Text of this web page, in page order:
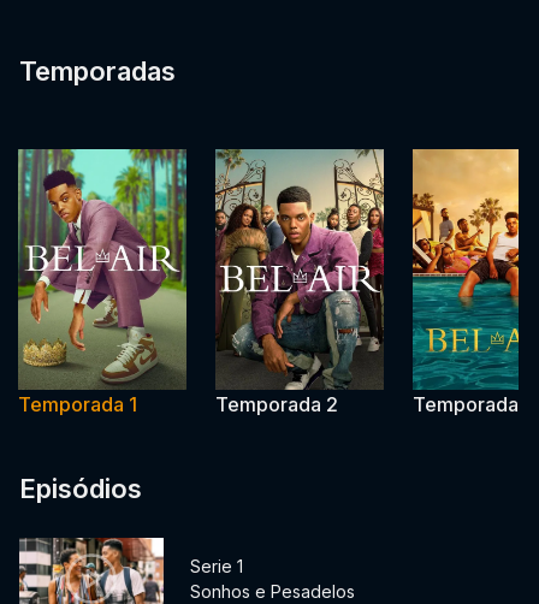
Temporadas
Temporada 1 Temporada 2 Temporada 3
Episódios
Serie 1
Sonhos e Pesadelos